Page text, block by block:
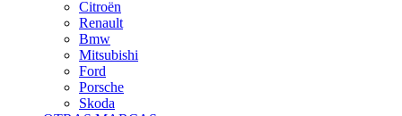
Citroën
Renault
Bmw
Mitsubishi
Ford
Porsche
Skoda